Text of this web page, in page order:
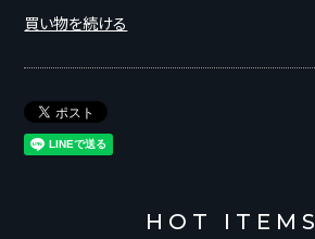
買い物を続ける
HOT ITEMS